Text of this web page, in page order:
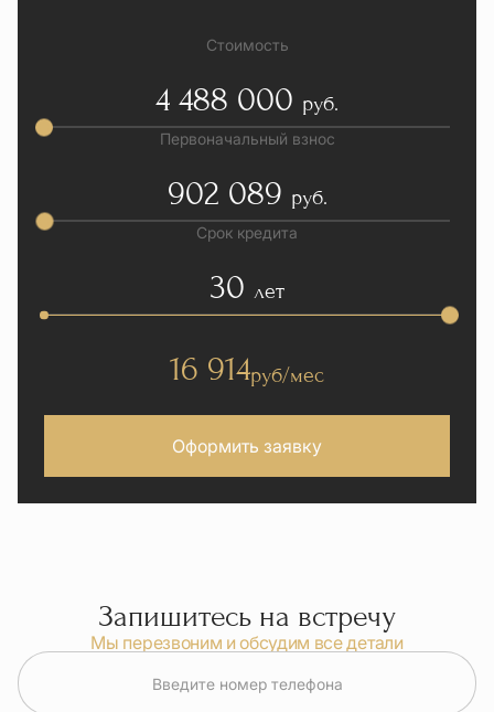
Стоимость
4 488 000 руб.
Первоначальный взнос
902 089 руб.
Срок кредита
30 лет
16 914руб/мес
Оформить заявку
Запишитесь на встречу
Мы перезвоним и обсудим все детали
Введите номер телефона